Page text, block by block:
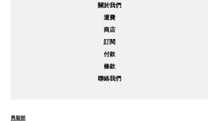
關於我們
運費
商店
訂閱
付款
條款
聯絡我們
男裝部